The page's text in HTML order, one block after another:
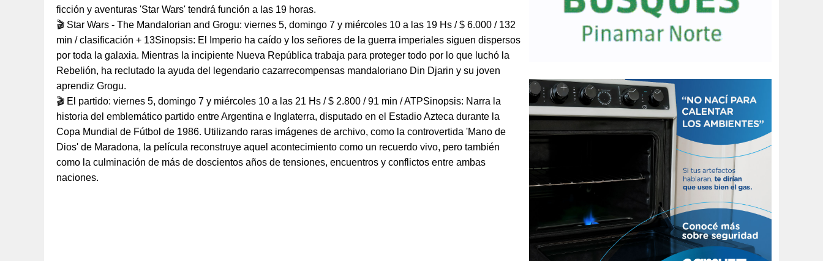
ficción y aventuras 'Star Wars' tendrá función a las 19 horas.
🎬 Star Wars - The Mandalorian and Grogu: viernes 5, domingo 7 y miércoles 10 a las 19 Hs / $ 6.000 / 132
min / clasificación + 13Sinopsis: El Imperio ha caído y los señores de la guerra imperiales siguen dispersos
por toda la galaxia. Mientras la incipiente Nueva República trabaja para proteger todo por lo que luchó la
Rebelión, ha reclutado la ayuda del legendario cazarrecompensas mandaloriano Din Djarin y su joven
aprendiz Grogu.
🎬 El partido: viernes 5, domingo 7 y miércoles 10 a las 21 Hs / $ 2.800 / 91 min / ATPSinopsis: Narra la
historia del emblemático partido entre Argentina e Inglaterra, disputado en el Estadio Azteca durante la
Copa Mundial de Fútbol de 1986. Utilizando raras imágenes de archivo, como la controvertida 'Mano de
Dios' de Maradona, la película reconstruye aquel acontecimiento como un recuerdo vivo, pero también
como la culminación de más de doscientos años de tensiones, encuentros y conflictos entre ambas
naciones.